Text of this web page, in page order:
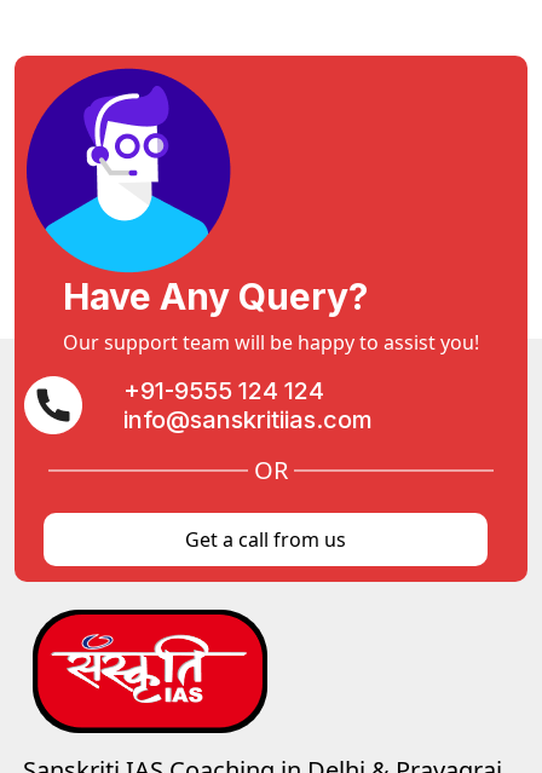
Have Any Query?
Our support team will be happy to assist you!
+91-9555 124 124
info@sanskritiias.com
OR
Get a call from us